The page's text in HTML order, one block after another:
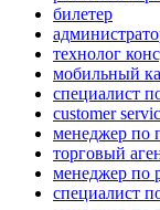
билетер
технолог
мобильный
специалист
customer
менеджер по
торговый
менеджер по
специалист